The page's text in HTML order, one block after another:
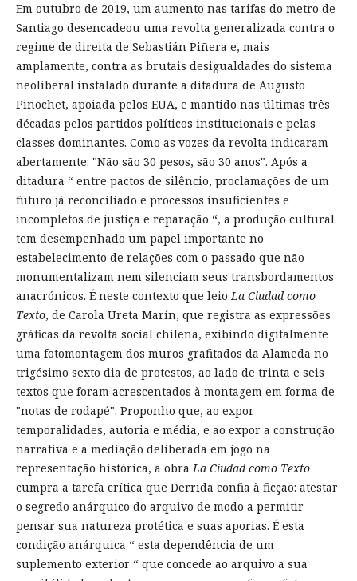
Em outubro de 2019, um aumento nas tarifas do metro de
Santiago desencadeou uma revolta generalizada contra o
regime de direita de Sebastián Piñera e, mais
amplamente, contra as brutais desigualdades do sistema
neoliberal instalado durante a ditadura de Augusto
Pinochet, apoiada pelos EUA, e mantido nas últimas três
décadas pelos partidos políticos institucionais e pelas
classes dominantes. Como as vozes da revolta indicaram
abertamente: "Não são 30 pesos, são 30 anos". Após a
ditadura “ entre pactos de silêncio, proclamações de um
futuro já reconciliado e processos insuficientes e
incompletos de justiça e reparação “, a produção cultural
tem desempenhado um papel importante no
estabelecimento de relações com o passado que não
monumentalizam nem silenciam seus transbordamentos
anacrónicos. É neste contexto que leioLa Ciudad como
Texto, de Carola Ureta Marín, que registra as expressões
gráficas da revolta social chilena, exibindo digitalmente
uma fotomontagem dos muros grafitados da Alameda no
trigésimo sexto dia de protestos, ao lado de trinta e seis
textos que foram acrescentados à montagem em forma de
"notas de rodapé". Proponho que, ao expor
temporalidades, autoria e média, e ao expor a construção
narrativa e a mediação deliberada em jogo na
representação histórica, a obraLa Ciudad como Texto
cumpra a tarefa crítica que Derrida confia à ficção: atestar
o segredo anárquico do arquivo de modo a permitir
pensar sua natureza protética e suas aporias. É esta
condição anárquica “ esta dependência de um
suplemento exterior “ que concede ao arquivo a sua